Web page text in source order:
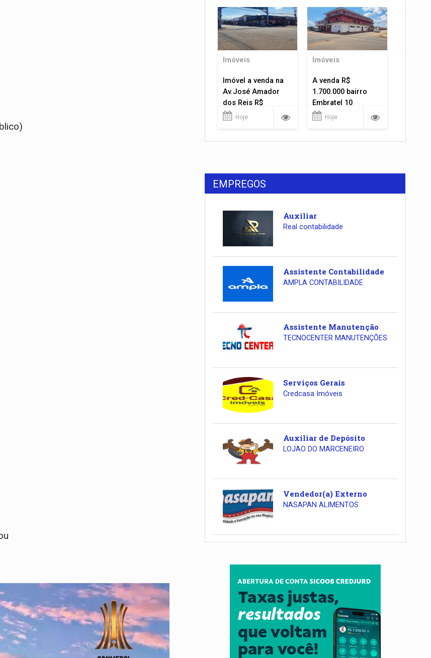
Imóveis
Imóvel a venda na
Av.José Amador
dos Reis R$
1.400.000
Hoje
Imóveis
A venda R$
1.700.000 bairro
Embratel 10
apartamentos!
Hoje
EMPREGOS
Auxiliar
Real contabilidade
Assistente Contabilidade
AMPLA CONTABILIDADE
Assistente Manutenção
TECNOCENTER MANUTENÇÕES
Serviços Gerais
Credcasa Imóveis
Auxiliar de Depósito
LOJAO DO MARCENEIRO
Vendedor(a) Externo
NASAPAN ALIMENTOS